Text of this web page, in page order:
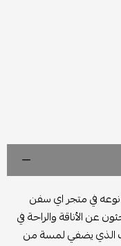
في متجر اي سفن
عن الأناقة والراحة في
الذي يضفي لمسة من